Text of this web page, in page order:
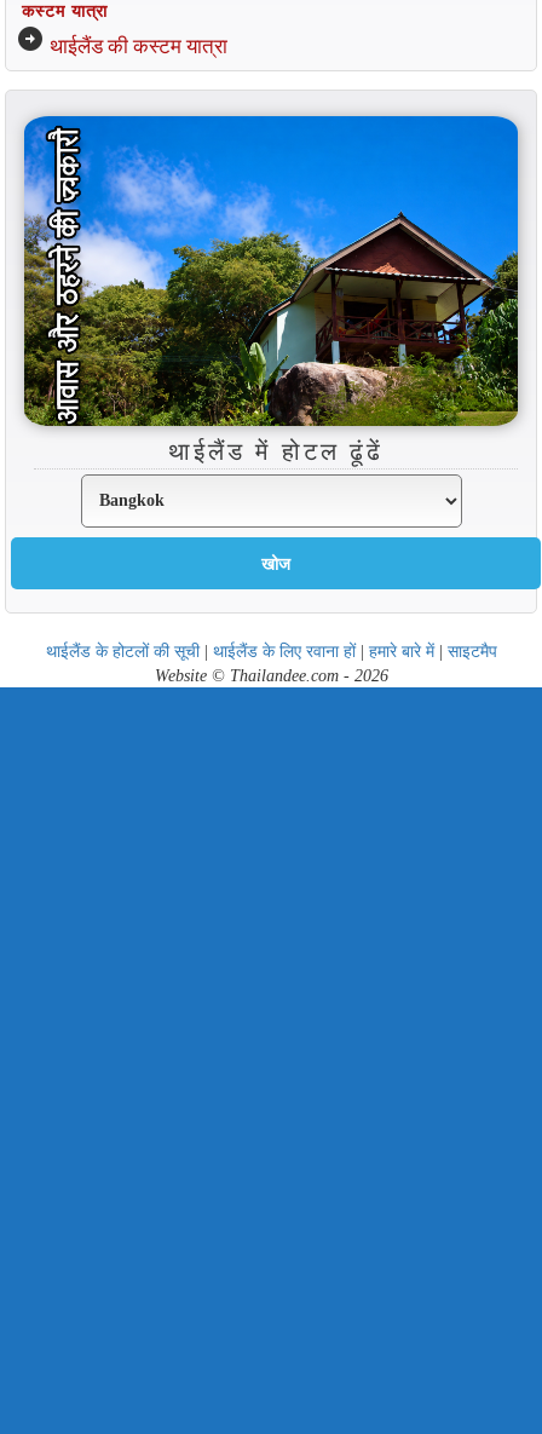
कस्टम यात्रा
arrow_circle_right थाईलैंड की कस्टम यात्रा
थाईलैंड में होटल ढूंढें
थाईलैंड के होटलों की सूची| थाईलैंड के लिए रवाना हों| हमारे बारे में| साइटमैप
Website © Thailandee.com - 2026